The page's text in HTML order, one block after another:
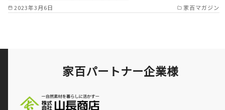
2023年3月6日 家百マガジン
家百パートナー企業様